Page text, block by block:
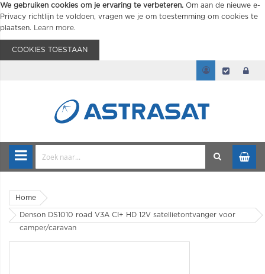
We gebruiken cookies om je ervaring te verbeteren. Om aan de nieuwe e-
Privacy richtlijn te voldoen, vragen we je om toestemming om cookies te
plaatsen.
Learn more.
COOKIES TOESTAAN
Home
Denson DS1010 road V3A CI+ HD 12V satellietontvanger voor
camper/caravan